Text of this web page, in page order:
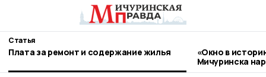
Статья
Плата за ремонт и содержание жилья
«Окно в
Мичуринска
стиле гжель